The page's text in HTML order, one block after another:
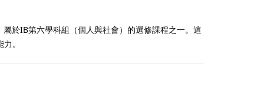
於IB第六學科組（個人與社會）的選修課程之一。這
。